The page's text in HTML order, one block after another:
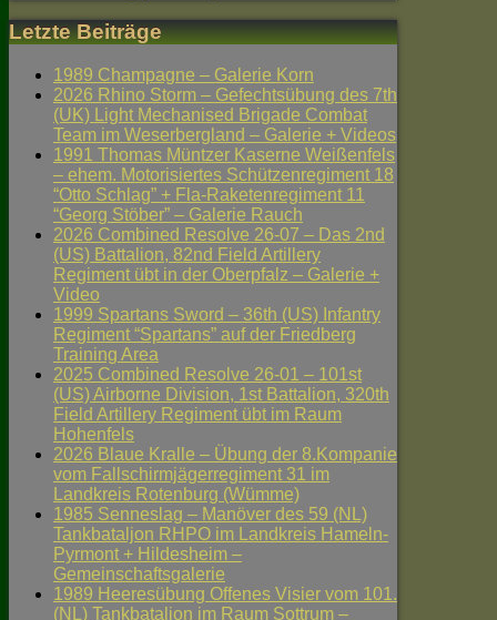
Letzte Beiträge
1989 Champagne – Galerie Korn
2026 Rhino Storm – Gefechtsübung des 7th
(UK) Light Mechanised Brigade Combat
Team im Weserbergland – Galerie + Videos
1991 Thomas Müntzer Kaserne Weißenfels
– ehem. Motorisiertes Schützenregiment 18
“Otto Schlag” + Fla-Raketenregiment 11
“Georg Stöber” – Galerie Rauch
2026 Combined Resolve 26-07 – Das 2nd
(US) Battalion, 82nd Field Artillery
Regiment übt in der Oberpfalz – Galerie +
Video
1999 Spartans Sword – 36th (US) Infantry
Regiment “Spartans” auf der Friedberg
Training Area
2025 Combined Resolve 26-01 – 101st
(US) Airborne Division, 1st Battalion, 320th
Field Artillery Regiment übt im Raum
Hohenfels
2026 Blaue Kralle – Übung der 8.Kompanie
vom Fallschirmjägerregiment 31 im
Landkreis Rotenburg (Wümme)
1985 Senneslag – Manöver des 59 (NL)
Tankbataljon RHPO im Landkreis Hameln-
Pyrmont + Hildesheim –
Gemeinschaftsgalerie
1989 Heeresübung Offenes Visier vom 101.
(NL) Tankbataljon im Raum Sottrum –